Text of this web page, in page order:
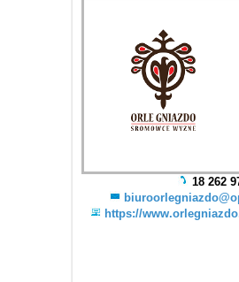
18 262
https://